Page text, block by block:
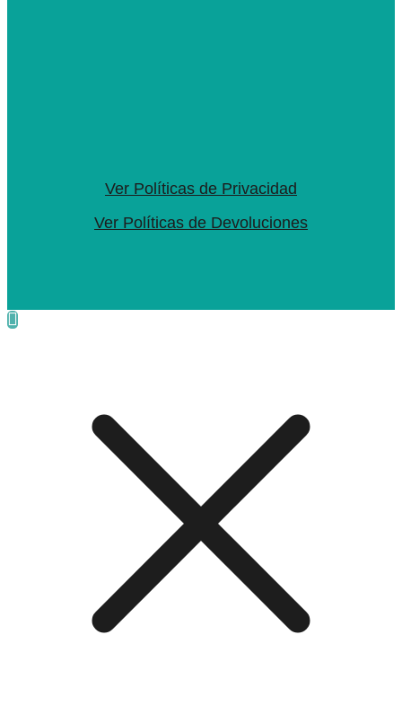
Ver Políticas de Privacidad
Ver Políticas de Devoluciones